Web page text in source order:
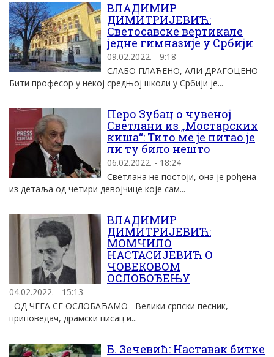
ВЛАДИМИР
ДИМИТРИЈЕВИЋ:
Светосавске вертикале
једне гимназије у Србији
09.02.2022. - 9:18
СЛАБО ПЛАЋЕНО, АЛИ ДРАГОЦЕНО
Бити професор у некој средњој школи у Србији је...
Перо Зубац о чувеној
Светлани из „Мостарских
киша“: Тито ме је питао је
ли ту било нешто
06.02.2022. - 18:24
Светлана не постоји, она је рођена
из детаља од четири девојчице које сам...
ВЛАДИМИР
ДИМИТРИЈЕВИЋ:
МОМЧИЛО
НАСТАСИЈЕВИЋ О
ЧОВЕКОВОМ
ОСЛОБОЂЕЊУ
04.02.2022. - 15:13
ОД ЧЕГА СЕ ОСЛОБАЂАМО Велики српски песник,
приповедач, драмски писац и...
Б. Зечевић: Наставак битке